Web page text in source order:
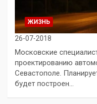
ЖИЗНЬ
26-07-2018
Московские
проектированию
Севастополе.
будет построен…